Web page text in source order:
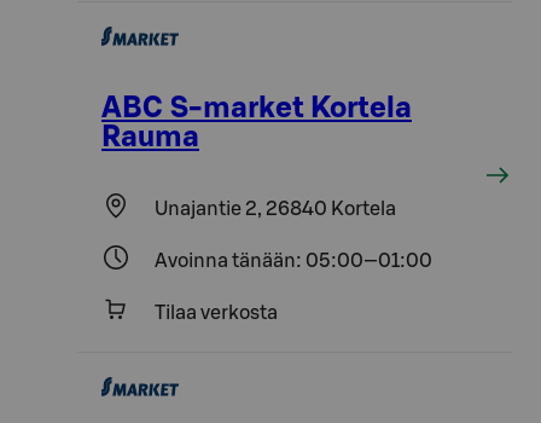
ABC S-market Kortela
Rauma
Unajantie 2, 26840 Kortela
Avoinna tänään: 05:00—01:00
Tilaa verkosta